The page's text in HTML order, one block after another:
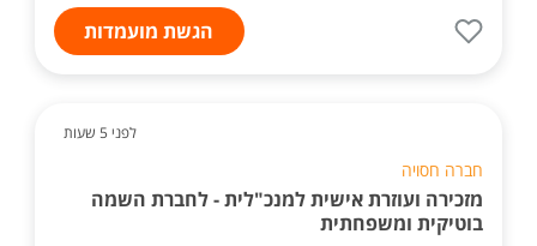
הגשת מועמדות
לפני 5 שעות
חברה חסויה
מזכירה ועוזרת אישית למנכ"לית - לחברת השמה
בוטיקית ומשפחתית